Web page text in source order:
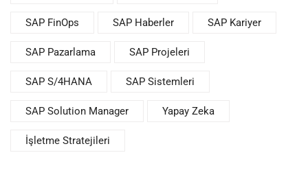
SAP FinOps SAP Haberler SAP Kariyer
SAP Pazarlama SAP Projeleri
SAP S/4HANA SAP Sistemleri
SAP Solution Manager Yapay Zeka
İşletme Stratejileri